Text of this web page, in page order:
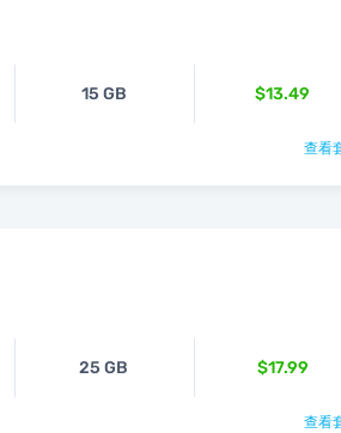
15 GB $13.49
查看
25 GB $17.99
查看